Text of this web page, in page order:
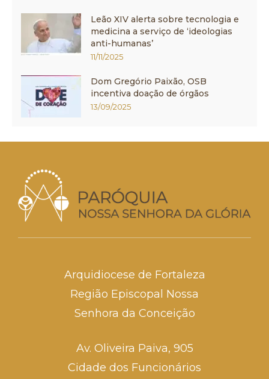
Leão XIV alerta sobre tecnologia e
medicina a serviço de ‘ideologias
anti-humanas’
11/11/2025
Dom Gregório Paixão, OSB
incentiva doação de órgãos
13/09/2025
Arquidiocese de Fortaleza
Região Episcopal Nossa
Senhora da Conceição
Av. Oliveira Paiva, 905
Cidade dos Funcionários